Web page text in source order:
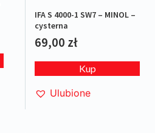
IFA S 4000-1 SW7 – MINOL –
cysterna
69,00 zł
Kup
Ulubione